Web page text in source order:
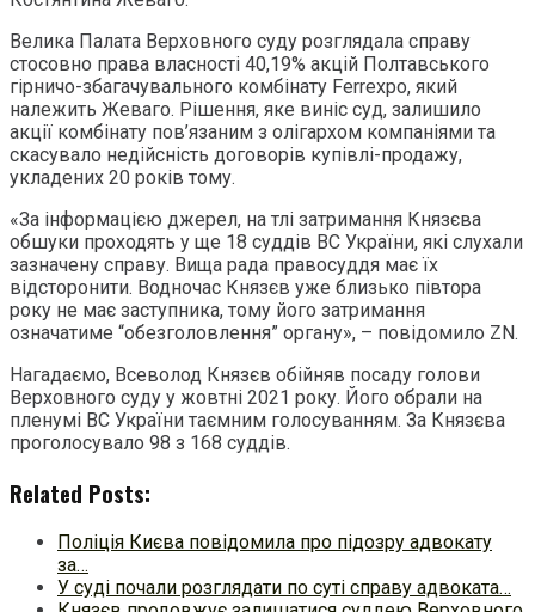
Велика Палата Верховного суду розглядала справу
стосовно права власності 40,19% акцій Полтавського
гірничо-збагачувального комбінату Ferrexpo, який
належить Жеваго. Рішення, яке виніс суд, залишило
акції комбінату пов’язаним з олігархом компаніями та
скасувало недійсність договорів купівлі-продажу,
укладених 20 років тому.
«За інформацією джерел, на тлі затримання Князєва
обшуки проходять у ще 18 суддів ВС України, які слухали
зазначену справу. Вища рада правосуддя має їх
відсторонити. Водночас Князєв уже близько півтора
року не має заступника, тому його затримання
означатиме “обезголовлення” органу», – повідомило ZN.
Нагадаємо, Всеволод Князєв обійняв посаду голови
Верховного суду у жовтні 2021 року. Його обрали на
пленумі ВС України таємним голосуванням. За Князєва
проголосувало 98 з 168 суддів.
Related Posts:
Поліція Києва повідомила про підозру адвокату
за…
У суді почали розглядати по суті справу адвоката…